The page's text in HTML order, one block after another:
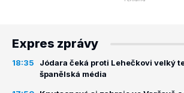
Expres zprávy
18:35
Jódara čeká proti Lehečkovi velký
španělská média